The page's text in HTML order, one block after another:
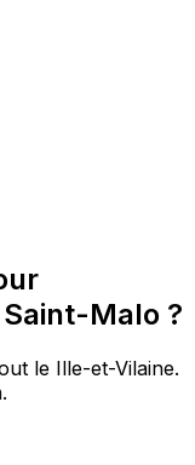
Malo ?
le Ille-et-Vilaine.